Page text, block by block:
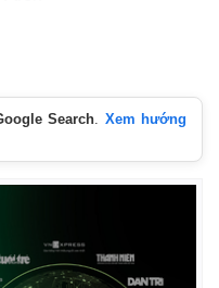
Search. Xem hướng